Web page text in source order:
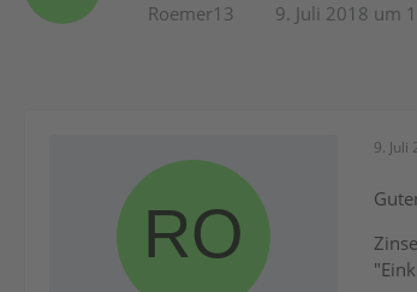
Roemer13 9. Juli 2018 um
9. Juli